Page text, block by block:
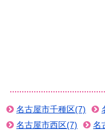
名古屋市千種区(7)
名古屋市西区(7)
名